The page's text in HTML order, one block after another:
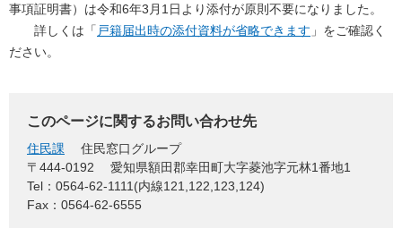
事項証明書）は令和6年3月1日より添付が原則不要になりました。
詳しくは「 戸籍届出時の添付資料が省略できます 」をご確認く
ださい。
このページに関するお問い合わせ先
住民課
住民窓口グループ
〒444-0192
愛知県額田郡幸田町大字菱池字元林1番地1
Tel：0564-62-1111(内線121,122,123,124)
Fax：0564-62-6555